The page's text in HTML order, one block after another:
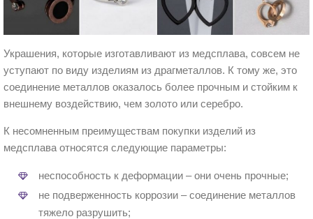
Украшения, которые изготавливают из медсплава, совсем не
уступают по виду изделиям из драгметаллов. К тому же, это
соединение металлов оказалось более прочным и стойким к
внешнему воздействию, чем золото или серебро.
К несомненным преимуществам покупки изделий из
медсплава относятся следующие параметры:
неспособность к деформации – они очень прочные;
не подверженность коррозии – соединение металлов
тяжело разрушить;